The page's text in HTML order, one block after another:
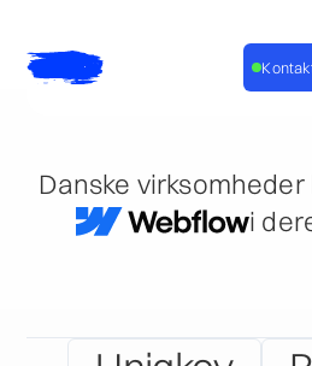
Danske
i